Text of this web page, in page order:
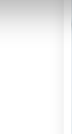
de publicité et
ont collectées